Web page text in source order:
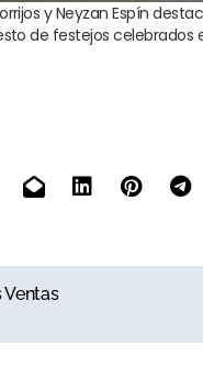
y Neyzan Espín
de festejos celebrados